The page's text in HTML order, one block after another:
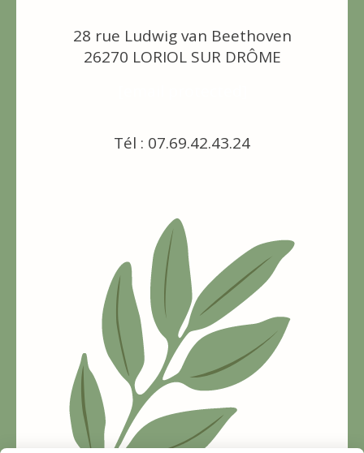
28 rue Ludwig van Beethoven
26270 LORIOL SUR DRÔME
Tél : 07.69.42.43.24